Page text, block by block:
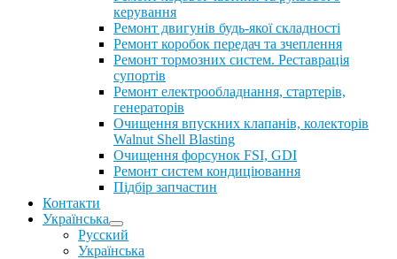
керування
Ремонт двигунів будь-якої складності
Ремонт коробок передач та зчеплення
Ремонт тормозних систем. Реставрація
супортів
Ремонт електрообладнання, стартерів,
генераторів
Очищення впускних клапанів, колекторів
Walnut Shell Blasting
Очищення форсунок FSI, GDI
Ремонт систем кондиціювання
Підбір запчастин
Контакти
Українська
Русский
Українська